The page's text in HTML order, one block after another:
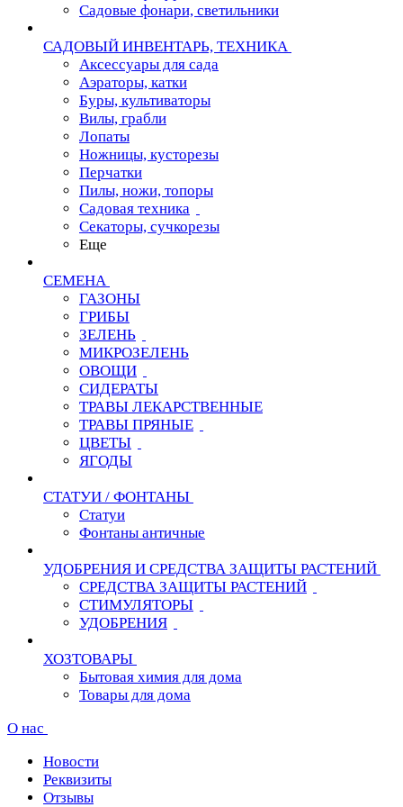
Садовые фонари, светильники
САДОВЫЙ ИНВЕНТАРЬ, ТЕХНИКА
Аксессуары для сада
Аэраторы, катки
Буры, культиваторы
Вилы, грабли
Лопаты
Ножницы, кусторезы
Перчатки
Пилы, ножи, топоры
Садовая техника
Секаторы, сучкорезы
Еще
СЕМЕНА
ГАЗОНЫ
ГРИБЫ
ЗЕЛЕНЬ
МИКРОЗЕЛЕНЬ
ОВОЩИ
СИДЕРАТЫ
ТРАВЫ ЛЕКАРСТВЕННЫЕ
ТРАВЫ ПРЯНЫЕ
ЦВЕТЫ
ЯГОДЫ
СТАТУИ / ФОНТАНЫ
Статуи
Фонтаны античные
УДОБРЕНИЯ И СРЕДСТВА ЗАЩИТЫ РАСТЕНИЙ
СРЕДСТВА ЗАЩИТЫ РАСТЕНИЙ
СТИМУЛЯТОРЫ
УДОБРЕНИЯ
ХОЗТОВАРЫ
Бытовая химия для дома
Товары для дома
О нас
Новости
Реквизиты
Отзывы